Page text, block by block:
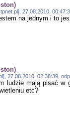
27.08.2010,
na jednym i to
27.08.2010, 02:38:39,
ludzie mają pisać w
etc?